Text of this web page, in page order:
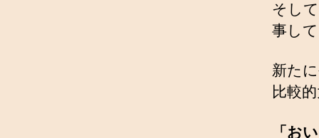
そし
事し
新た
比較
「お